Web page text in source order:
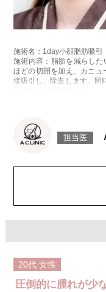
施術名：1day小顔脂肪吸引
施術内容：脂肪を減らし
ほどの切開を加え、カニ
接吸引し、除去します。同
目立たない部分から皮下
感などが術後一時的に生
染症、左右差、施術箇所
顔の脂肪吸引箇所の追加 1
オプション：笑気麻酔
担当医
20代 女性
圧倒的に腫れが少